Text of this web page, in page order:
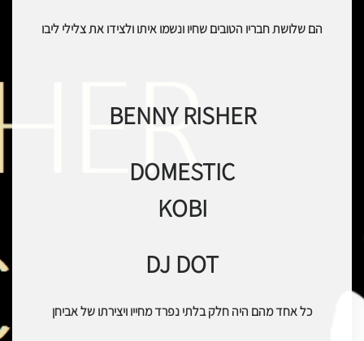
הם שלושת חבריו הטובים שחיו ונשמו איתו ולצידו את צלילי ליבו
BENNY RISHER
DOMESTIC
KOBI
DJ DOT
כל אחד מהם היה חלק בלתי נפרד מחייו ויצירתו של אביחן